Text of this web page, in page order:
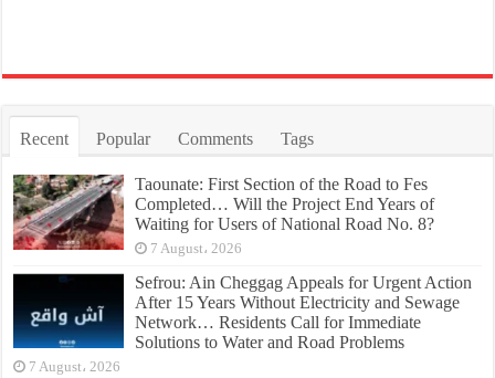
Recent Popular Comments Tags
Taounate: First Section of the Road to Fes
Completed… Will the Project End Years of
Waiting for Users of National Road No. 8?
7 August، 2026
Sefrou: Ain Cheggag Appeals for Urgent Action
After 15 Years Without Electricity and Sewage
Network… Residents Call for Immediate
Solutions to Water and Road Problems
7 August، 2026